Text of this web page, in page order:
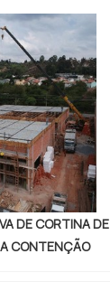
DE CORTINA DE
CONTENÇÃO